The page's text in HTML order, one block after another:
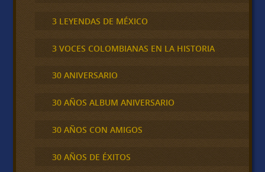
3 LEYENDAS DE MÉXICO
3 VOCES COLOMBIANAS EN LA HISTORIA
30 ANIVERSARIO
30 AÑOS ALBUM ANIVERSARIO
30 AÑOS CON AMIGOS
30 AÑOS DE ÉXITOS